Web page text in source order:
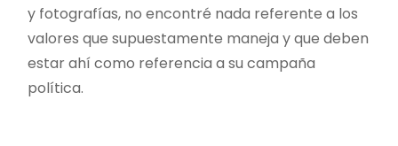
y fotografías, no encontré nada referente a los
valores que supuestamente maneja y que deben
estar ahí como referencia a su campaña
política.